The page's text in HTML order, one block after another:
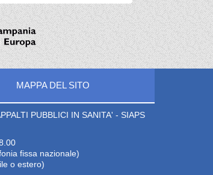
MAPPA DEL SITO
PUBBLICI IN SANITA' - SIAPS
fissa nazionale)
o estero)